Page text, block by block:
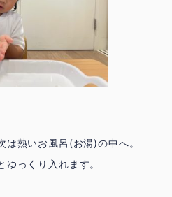
熱いお風呂(お湯)の中へ。
っくり入れます。
プページ